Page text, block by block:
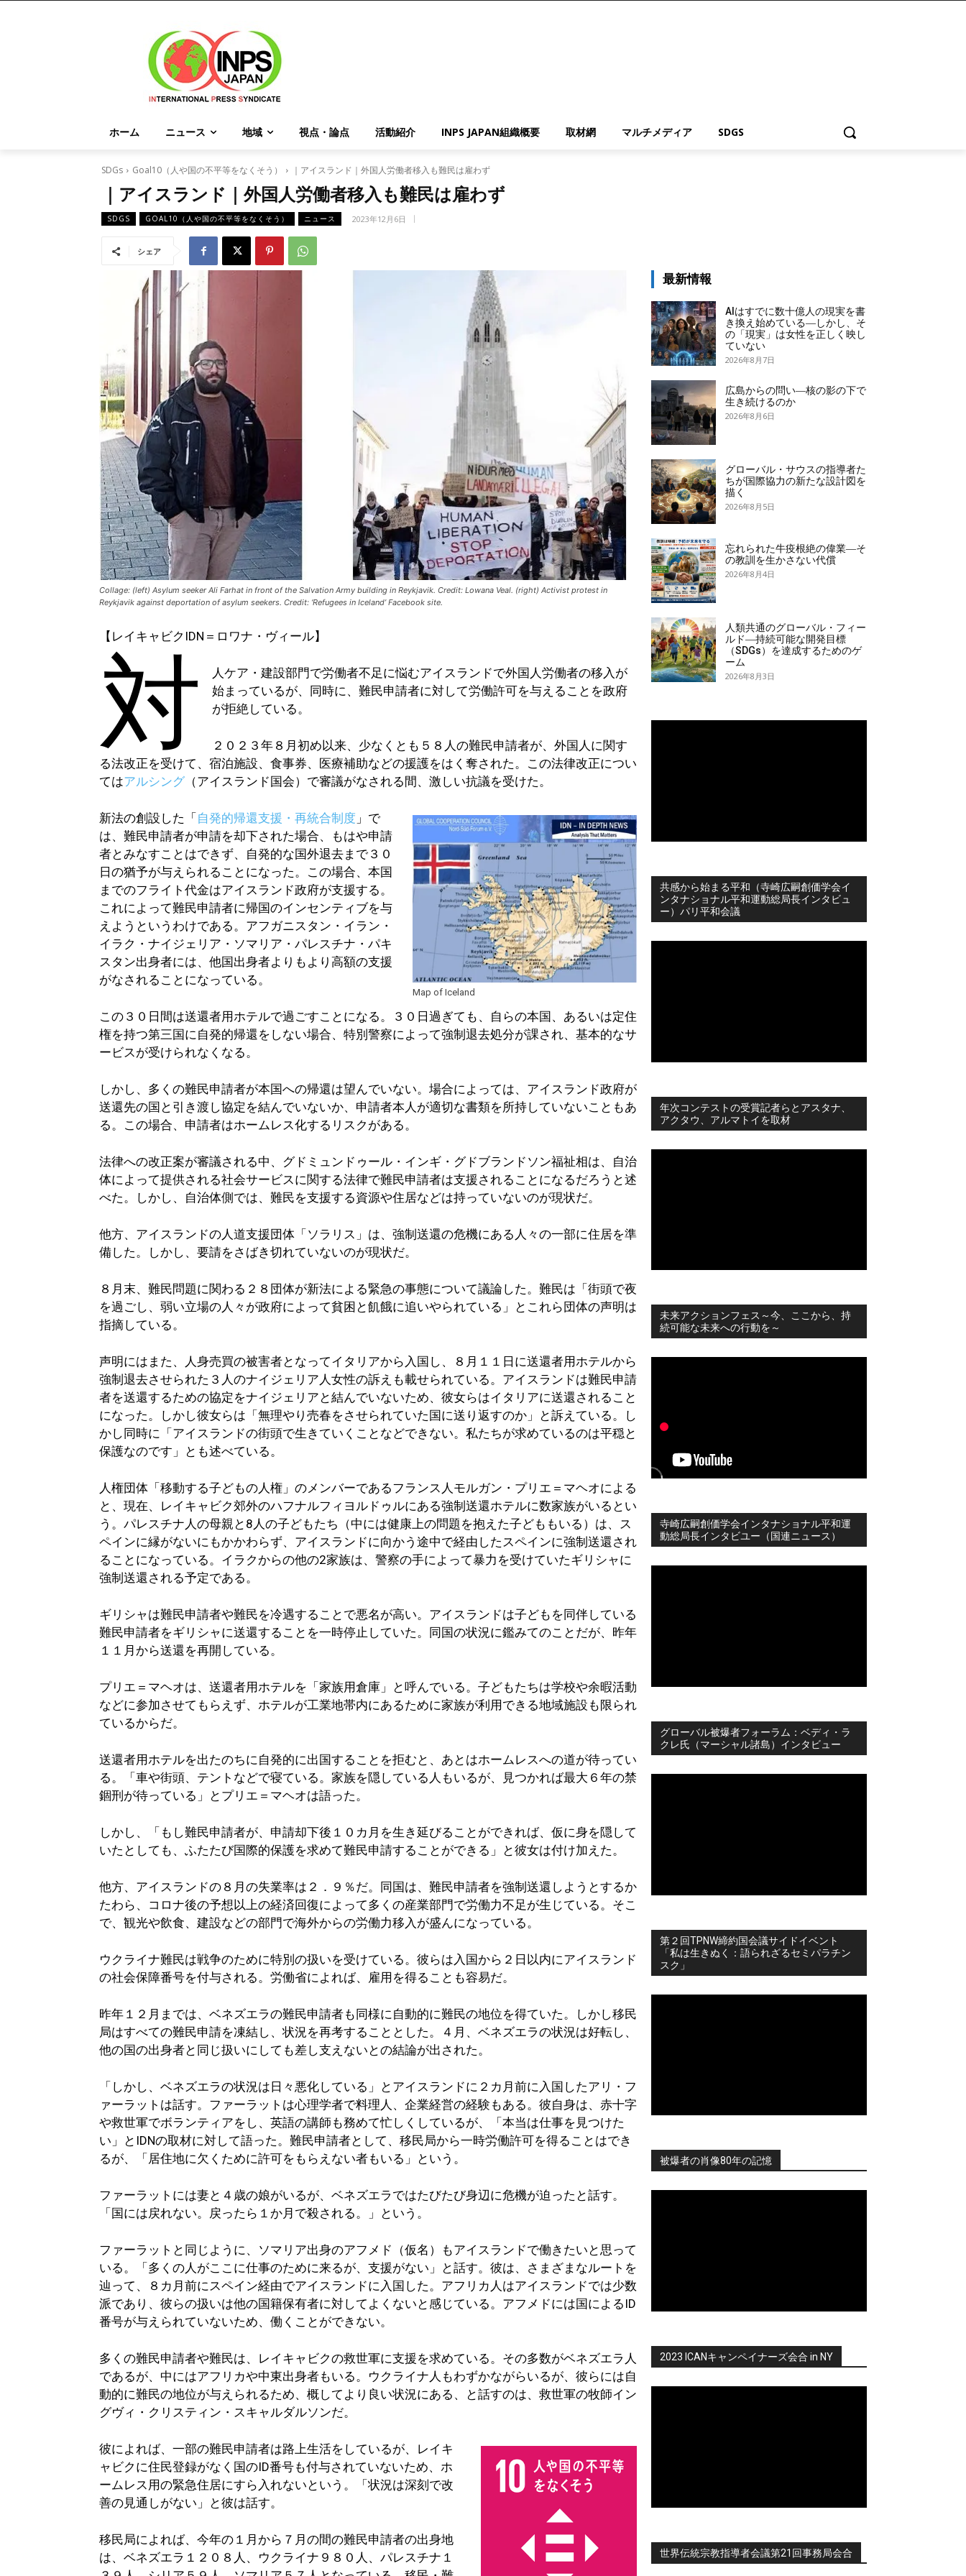
ホーム ニュース 地域 視点・論点 活動紹介 INPS JAPAN組織概要 取材網 マルチメディア SDGS
SDGs Goal10（人や国の不平等をなくそう） ｜アイスランド｜外国人労働者移入も難民は雇わず
｜アイスランド｜外国人労働者移入も難民は雇わず
SDGS GOAL10（人や国の不平等をなくそう） ニュース 2023年12月6日
シェア
Collage: (left) Asylum seeker Ali Farhat in front of the Salvation Army building in Reykjavik. Credit: Lowana Veal. (right) Activist protest in
Reykjavik against deportation of asylum seekers. Credit: ‘Refugees in Iceland’ Facebook site.
【レイキャビクIDN＝ロワナ・ヴィール】
対
人ケア・建設部門で労働者不足に悩むアイスランドで外国人労働者の移入が
始まっているが、同時に、難民申請者に対して労働許可を与えることを政府
が拒絶している。
２０２３年８月初め以来、少なくとも５８人の難民申請者が、外国人に関す
る法改正を受けて、宿泊施設、食事券、医療補助などの援護をはく奪された。この法律改正につい
てはアルシング （アイスランド国会）で審議がなされる間、激しい抗議を受けた。
Map of Iceland
新法の創設した「自発的帰還支援・再統合制度 」で
は、難民申請者が申請を却下された場合、もはや申請
者とみなすことはできず、自発的な国外退去まで３０
日の猶予が与えられることになった。この場合、本国
までのフライト代金はアイスランド政府が支援する。
これによって難民申請者に帰国のインセンティブを与
えようというわけである。アフガニスタン・イラン・
イラク・ナイジェリア・ソマリア・パレスチナ・パキ
スタン出身者には、他国出身者よりもより高額の支援
がなされることになっている。
この３０日間は送還者用ホテルで過ごすことになる。３０日過ぎても、自らの本国、あるいは定住
権を持つ第三国に自発的帰還をしない場合、特別警察によって強制退去処分が課され、基本的なサ
ービスが受けられなくなる。
しかし、多くの難民申請者が本国への帰還は望んでいない。場合によっては、アイスランド政府が
送還先の国と引き渡し協定を結んでいないか、申請者本人が適切な書類を所持していないこともあ
る。この場合、申請者はホームレス化するリスクがある。
法律への改正案が審議される中、グドミュンドゥール・インギ・グドブランドソン福祉相は、自治
体によって提供される社会サービスに関する法律で難民申請者は支援されることになるだろうと述
べた。しかし、自治体側では、難民を支援する資源や住居などは持っていないのが現状だ。
他方、アイスランドの人道支援団体「ソラリス」は、強制送還の危機にある人々の一部に住居を準
備した。しかし、要請をさばき切れていないのが現状だ。
８月末、難民問題に関わる２８団体が新法による緊急の事態について議論した。難民は「街頭で夜
を過ごし、弱い立場の人々が政府によって貧困と飢餓に追いやられている」とこれら団体の声明は
指摘している。
声明にはまた、人身売買の被害者となってイタリアから入国し、８月１１日に送還者用ホテルから
強制退去させられた３人のナイジェリア人女性の訴えも載せられている。アイスランドは難民申請
者を送還するための協定をナイジェリアと結んでいないため、彼女らはイタリアに送還されること
になった。しかし彼女らは「無理やり売春をさせられていた国に送り返すのか」と訴えている。し
かし同時に「アイスランドの街頭で生きていくことなどできない。私たちが求めているのは平穏と
保護なのです」とも述べている。
人権団体「移動する子どもの人権」のメンバーであるフランス人モルガン・プリエ＝マヘオによる
と、現在、レイキャビク郊外のハフナルフィヨルドゥルにある強制送還ホテルに数家族がいるとい
う。パレスチナ人の母親と8人の子どもたち（中には健康上の問題を抱えた子どももいる）は、ス
ペインに縁がないにもかかわらず、アイスランドに向かう途中で経由したスペインに強制送還され
ることになっている。イラクからの他の2家族は、警察の手によって暴力を受けていたギリシャに
強制送還される予定である。
ギリシャは難民申請者や難民を冷遇することで悪名が高い。アイスランドは子どもを同伴している
難民申請者をギリシャに送還することを一時停止していた。同国の状況に鑑みてのことだが、昨年
１１月から送還を再開している。
プリエ＝マヘオは、送還者用ホテルを「家族用倉庫」と呼んでいる。子どもたちは学校や余暇活動
などに参加させてもらえず、ホテルが工業地帯内にあるために家族が利用できる地域施設も限られ
ているからだ。
送還者用ホテルを出たのちに自発的に出国することを拒むと、あとはホームレスへの道が待ってい
る。「車や街頭、テントなどで寝ている。家族を隠している人もいるが、見つかれば最大６年の禁
錮刑が待っている」とプリエ＝マヘオは語った。
しかし、「もし難民申請者が、申請却下後１０カ月を生き延びることができれば、仮に身を隠して
いたとしても、ふたたび国際的保護を求めて難民申請することができる」と彼女は付け加えた。
他方、アイスランドの８月の失業率は２．９％だ。同国は、難民申請者を強制送還しようとするか
たわら、コロナ後の予想以上の経済回復によって多くの産業部門で労働力不足が生じている。そこ
で、観光や飲食、建設などの部門で海外からの労働力移入が盛んになっている。
ウクライナ難民は戦争のために特別の扱いを受けている。彼らは入国から２日以内にアイスランド
の社会保障番号を付与される。労働省によれば、雇用を得ることも容易だ。
昨年１２月までは、ベネズエラの難民申請者も同様に自動的に難民の地位を得ていた。しかし移民
局はすべての難民申請を凍結し、状況を再考することとした。４月、ベネズエラの状況は好転し、
他の国の出身者と同じ扱いにしても差し支えないとの結論が出された。
「しかし、ベネズエラの状況は日々悪化している」とアイスランドに２カ月前に入国したアリ・フ
ァーラットは話す。ファーラットは心理学者で料理人、企業経営の経験もある。彼自身は、赤十字
や救世軍でボランティアをし、英語の講師も務めて忙しくしているが、「本当は仕事を見つけた
い」とIDNの取材に対して語った。難民申請者として、移民局から一時労働許可を得ることはでき
るが、「居住地に欠くために許可をもらえない者もいる」という。
ファーラットには妻と４歳の娘がいるが、ベネズエラではたびたび身辺に危機が迫ったと話す。
「国には戻れない。戻ったら１か月で殺される。」という。
ファーラットと同じように、ソマリア出身のアフメド（仮名）もアイスランドで働きたいと思って
いる。「多くの人がここに仕事のために来るが、支援がない」と話す。彼は、さまざまなルートを
辿って、８カ月前にスペイン経由でアイスランドに入国した。アフリカ人はアイスランドでは少数
派であり、彼らの扱いは他の国籍保有者に対してよくないと感じている。アフメドには国によるID
番号が与えられていないため、働くことができない。
多くの難民申請者や難民は、レイキャビクの救世軍に支援を求めている。その多数がベネズエラ人
であるが、中にはアフリカや中東出身者もいる。ウクライナ人もわずかながらいるが、彼らには自
動的に難民の地位が与えられるため、概してより良い状況にある、と話すのは、救世軍の牧師イン
グヴィ・クリスティン・スキャルダルソンだ。
彼によれば、一部の難民申請者は路上生活をしているが、レイキ
ャビクに住民登録がなく国のID番号も付与されていないため、ホ
ームレス用の緊急住居にすら入れないという。「状況は深刻で改
善の見通しがない」と彼は話す。
移民局によれば、今年の１月から７月の間の難民申請者の出身地
は、ベネズエラ１２０８人、ウクライナ９８０人、パレスチナ１
最新情報
AIはすでに数十億人の現実を書
き換え始めている―しかし、そ
の「現実」は女性を正しく映し
ていない
2026年8月7日
広島からの問い―核の影の下で
生き続けるのか
2026年8月6日
グローバル・サウスの指導者た
ちが国際協力の新たな設計図を
描く
2026年8月5日
忘れられた牛疫根絶の偉業―そ
の教訓を生かさない代償
2026年8月4日
人類共通のグローバル・フィー
ルド―持続可能な開発目標
（SDGs）を達成するためのゲ
ーム
2026年8月3日
共感から始まる平和（寺崎広嗣創価学会イ
ンタナショナル平和運動総局長インタビュ
ー）パリ平和会議
年次コンテストの受賞記者らとアスタナ、
アクタウ、アルマトイを取材
未来アクションフェス～今、ここから、持
続可能な未来への行動を～
寺崎広嗣創価学会インタナショナル平和運
動総局長インタビユー（国連ニュース）
グローバル被爆者フォーラム：ベディ・ラ
クレ氏（マーシャル諸島）インタビュー
第２回TPNW締約国会議サイドイベント
「私は生きぬく：語られざるセミパラチン
スク」
被爆者の肖像80年の記憶
2023 ICANキャンペイナーズ会合 in NY
世界伝統宗教指導者会議第21回事務局会合